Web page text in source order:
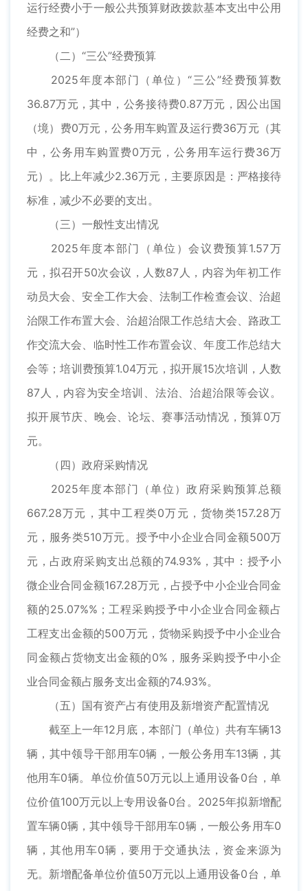
运行经费小于一般公共预算财政拨款基本支出中公用
经费之和”）
（二）“三公”经费预算
2025年度本部门（单位）“三公”经费预算数
36.87万元，其中，公务接待费0.87万元，因公出国
（境）费0万元，公务用车购置及运行费36万元（其
中，公务用车购置费0万元，公务用车运行费36万
元）。比上年减少2.36万元，主要原因是：严格接待
标准，减少不必要的支出。
（三）一般性支出情况
2025年度本部门（单位）会议费预算1.57万
元，拟召开50次会议，人数87人，内容为年初工作
动员大会、安全工作大会、法制工作检查会议、治超
治限工作布置大会、治超治限工作总结大会、路政工
作交流大会、临时性工作布置会议、年度工作总结大
会等；培训费预算1.04万元，拟开展15次培训，人数
87人，内容为安全培训、法治、治超治限等会议。
拟开展节庆、晚会、论坛、赛事活动情况，预算0万
元。
（四）政府采购情况
2025年度本部门（单位）政府采购预算总额
667.28万元，其中工程类0万元，货物类157.28万
元，服务类510万元。授予中小企业合同金额500万
元，占政府采购支出总额的74.93%，其中：授予小
微企业合同金额167.28万元，占授予中小企业合同金
额的25.07%%；工程采购授予中小企业合同金额占
工程支出金额的500万元，货物采购授予中小企业合
同金额占货物支出金额的0%，服务采购授予中小企
业合同金额占服务支出金额的74.93%。
（五）国有资产占有使用及新增资产配置情况
截至上一年12月底，本部门（单位）共有车辆13
辆，其中领导干部用车0辆，一般公务用车13辆，其
他用车0辆。单位价值50万元以上通用设备0台，单
位价值100万元以上专用设备0台。2025年拟新增配
置车辆0辆，其中领导干部用车0辆，一般公务用车0
辆，其他用车0辆，要用于交通执法，资金来源为
无。新增配备单位价值50万元以上通用设备0台，单